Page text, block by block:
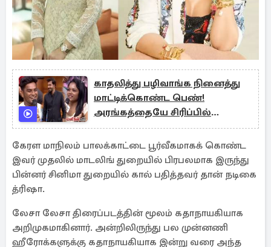
காதலித்து பழிவாங்க நினைத்து
மாட்டிக்கொண்ட பெண்!
அரங்கத்தையே சிரிப்பில்
ஆழ்த்திய தருணம்
கேரள மாநிலம் பாலக்காட்டை பூர்வீகமாகக் கொண்ட
இவர் முதலில் மாடலிங் துறையில் பிரபலமாக இருந்து
பின்னர் சினிமா துறையில் கால் பதித்தவர் தான் நடிகை
த்ரிஷா.
லேசா லேசா திரைப்படத்தின் மூலம் கதாநாயகியாக
அறிமுகமாகினார். அன்றிலிருந்து பல முன்னணி
ஹீரோக்களுக்கு கதாநாயகியாக இன்று வரை அந்த